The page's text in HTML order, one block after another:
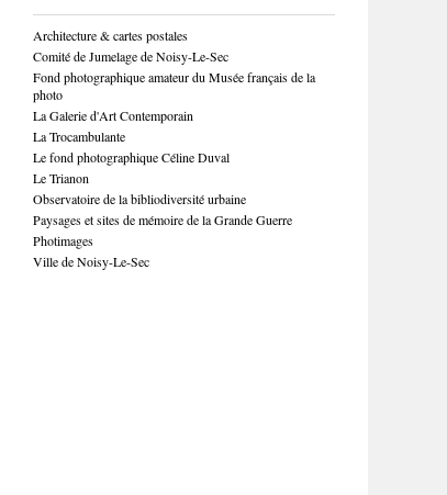
Architecture & cartes postales
Comité de Jumelage de Noisy-Le-Sec
Fond photographique amateur du Musée français de la
photo
La Galerie d'Art Contemporain
La Trocambulante
Le fond photographique Céline Duval
Le Trianon
Observatoire de la bibliodiversité urbaine
Paysages et sites de mémoire de la Grande Guerre
Photimages
Ville de Noisy-Le-Sec